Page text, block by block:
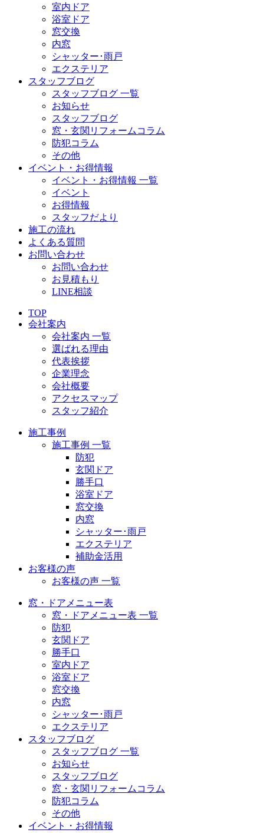
室内ドア
浴室ドア
窓交換
内窓
シャッター･雨戸
エクステリア
スタッフブログ
スタッフブログ 一覧
お知らせ
スタッフブログ
窓・玄関リフォームコラム
防犯コラム
その他
イベント・お得情報
イベント・お得情報 一覧
イベント
お得情報
スタッフだより
施工の流れ
よくある質問
お問い合わせ
お問い合わせ
お見積もり
LINE相談
TOP
会社案内
会社案内 一覧
選ばれる理由
代表挨拶
企業理念
会社概要
アクセスマップ
スタッフ紹介
施工事例
施工事例 一覧
防犯
玄関ドア
勝手口
浴室ドア
窓交換
内窓
シャッター･雨戸
エクステリア
補助金活用
お客様の声
お客様の声 一覧
窓・ドアメニュー表
窓・ドアメニュー表 一覧
防犯
玄関ドア
勝手口
室内ドア
浴室ドア
窓交換
内窓
シャッター･雨戸
エクステリア
スタッフブログ
スタッフブログ 一覧
お知らせ
スタッフブログ
窓・玄関リフォームコラム
防犯コラム
その他
イベント・お得情報